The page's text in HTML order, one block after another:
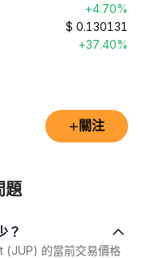
+4.70%
$ 0.130131
+37.40%
+ 關注
題
？
的當前交易價格